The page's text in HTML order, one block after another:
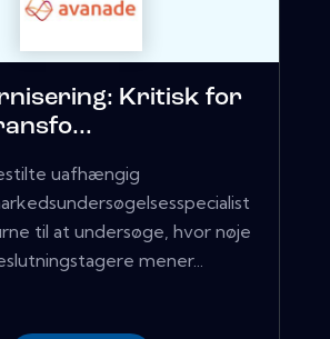
Kritisk for
uafhængig
til at undersøge, hvor nøje
mener...